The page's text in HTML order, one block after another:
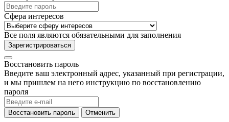
Сфера интересов
Все поля являются обязательными для заполнения
Зарегистрироваться
Восстановить пароль
Введите ваш электронный адрес, указанный при регистрации,
и мы пришлем на него инструкцию по восстановлению
пароля
Восстановить пароль Отменить